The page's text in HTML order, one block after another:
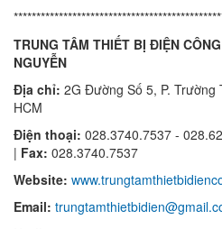
TRUNG TÂM THIẾT BỊ ĐIỆN
NGUYỄN
Địa chỉ: 2G Đường Số 5, P. Trường
HCM
Điện thoại: 028.3740.7537 -
| Fax: 028.3740.7537
Website:
Email: